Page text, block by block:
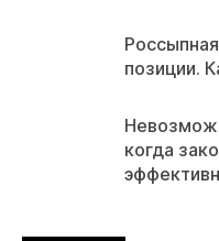
позиции.
когда